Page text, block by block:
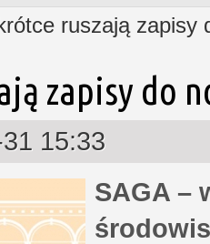
ruszają zapisy
zapisy do
15:33
SAGA –